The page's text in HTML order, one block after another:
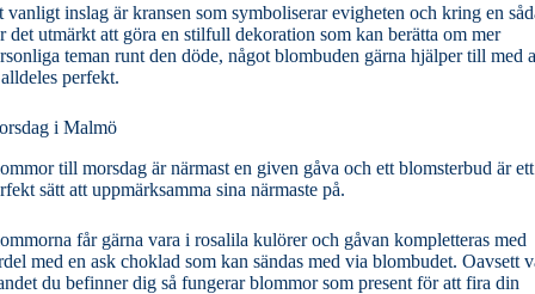
vanligt inslag är kransen som symboliserar evigheten och kring en
det utmärkt att göra en stilfull dekoration som kan berätta om mer
teman runt den döde, något blombuden gärna hjälper till med
perfekt.
i Malmö
till morsdag är närmast en given gåva och ett blomsterbud är ett
sätt att uppmärksamma sina närmaste på.
får gärna vara i rosalila kulörer och gåvan kompletteras med
med en ask choklad som kan sändas med via blombudet. Oavsett
du befinner dig så fungerar blommor som present för att fira din